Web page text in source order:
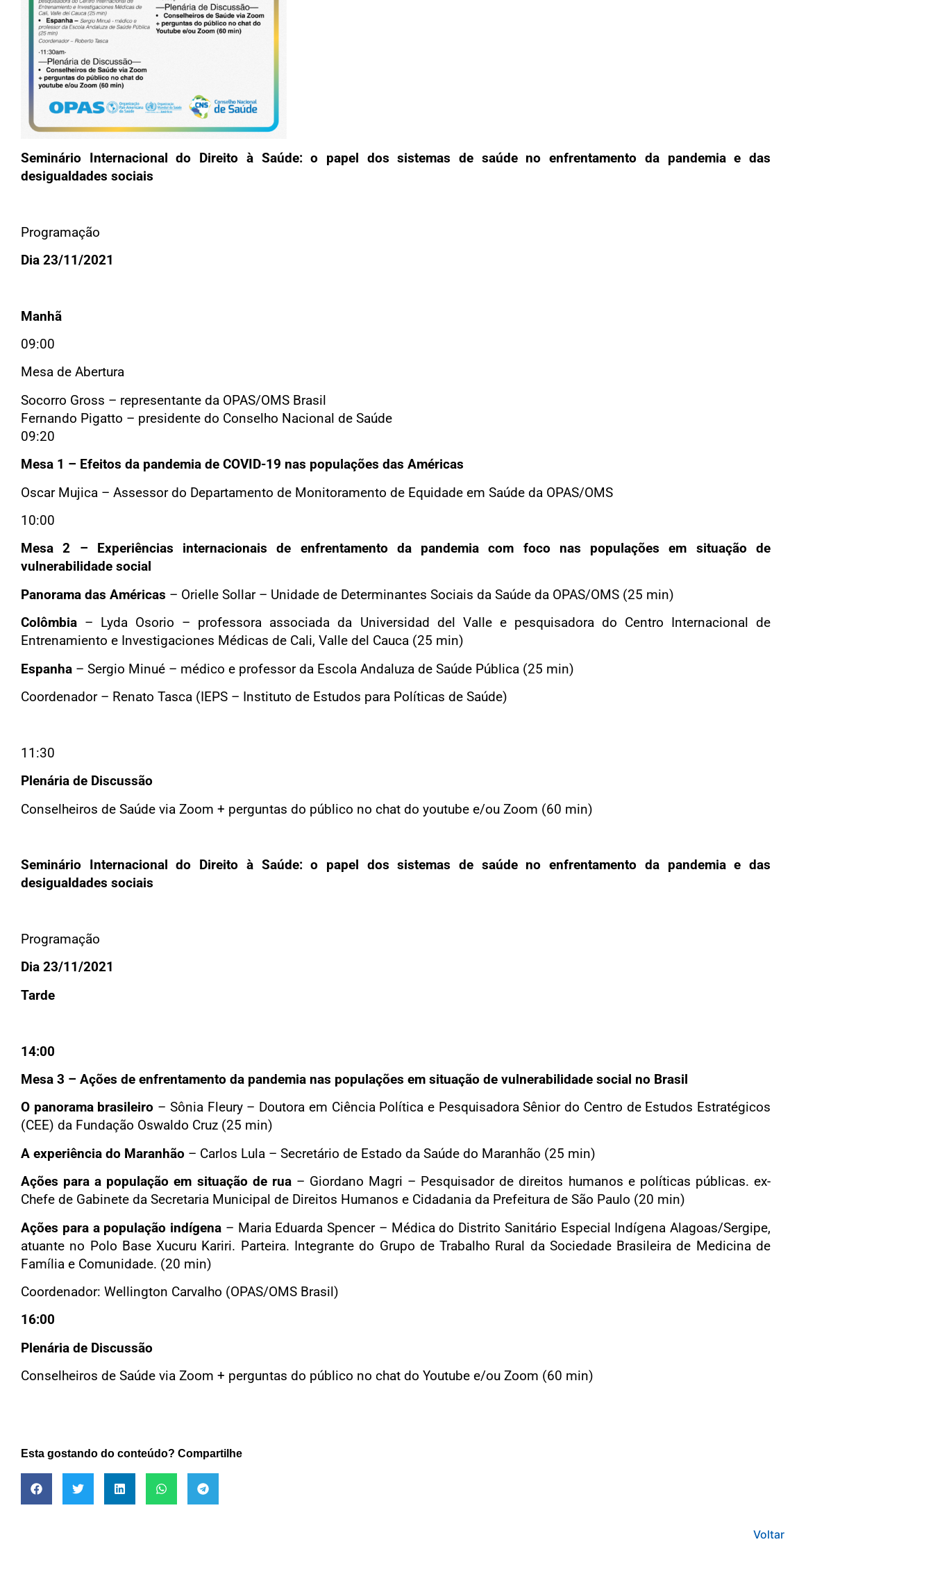
Seminário Internacional do Direito à Saúde: o papel dos sistemas de saúde no enfrentamento da pandemia e das
desigualdades sociais
Programação
Dia 23/11/2021
Manhã
09:00
Mesa de Abertura
Socorro Gross – representante da OPAS/OMS Brasil
Fernando Pigatto – presidente do Conselho Nacional de Saúde
09:20
Mesa 1 – Efeitos da pandemia de COVID-19 nas populações das Américas
Oscar Mujica – Assessor do Departamento de Monitoramento de Equidade em Saúde da OPAS/OMS
10:00
Mesa 2
– Experiências internacionais de enfrentamento da pandemia com foco nas populações em situação de
vulnerabilidade social
Panorama das Américas – Orielle Sollar – Unidade de Determinantes Sociais da Saúde da OPAS/OMS (25 min)
Colômbia – Lyda Osorio – professora associada da Universidad del Valle e pesquisadora do Centro Internacional de
Entrenamiento e Investigaciones Médicas de Cali, Valle del Cauca (25 min)
Espanha – Sergio Minué – médico e professor da Escola Andaluza de Saúde Pública (25 min)
Coordenador – Renato Tasca (IEPS – Instituto de Estudos para Políticas de Saúde)
11:30
Plenária de Discussão
Conselheiros de Saúde via Zoom + perguntas do público no chat do youtube e/ou Zoom (60 min)
Seminário Internacional do Direito à Saúde: o papel dos sistemas de saúde no enfrentamento da pandemia e das
desigualdades sociais
Programação
Dia 23/11/2021
Tarde
14:00
Mesa 3 – Ações de enfrentamento da pandemia nas populações em situação de vulnerabilidade social no Brasil
O panorama brasileiro – Sônia Fleury – Doutora em Ciência Política e Pesquisadora Sênior do Centro de Estudos Estratégicos
(CEE) da Fundação Oswaldo Cruz (25 min)
A experiência do Maranhão – Carlos Lula – Secretário de Estado da Saúde do Maranhão (25 min)
Ações para a população em situação de rua– Giordano Magri – Pesquisador de direitos humanos e políticas públicas. ex-
Chefe de Gabinete da Secretaria Municipal de Direitos Humanos e Cidadania da Prefeitura de São Paulo (20 min)
Ações para a população indígena – Maria Eduarda Spencer – Médica do Distrito Sanitário Especial Indígena Alagoas/Sergipe,
atuante no Polo Base Xucuru Kariri. Parteira. Integrante do Grupo de Trabalho Rural da Sociedade Brasileira de Medicina de
Família e Comunidade. (20 min)
Coordenador: Wellington Carvalho (OPAS/OMS Brasil)
16:00
Plenária de Discussão
Conselheiros de Saúde via Zoom + perguntas do público no chat do Youtube e/ou Zoom (60 min)
Esta gostando do conteúdo? Compartilhe
Voltar